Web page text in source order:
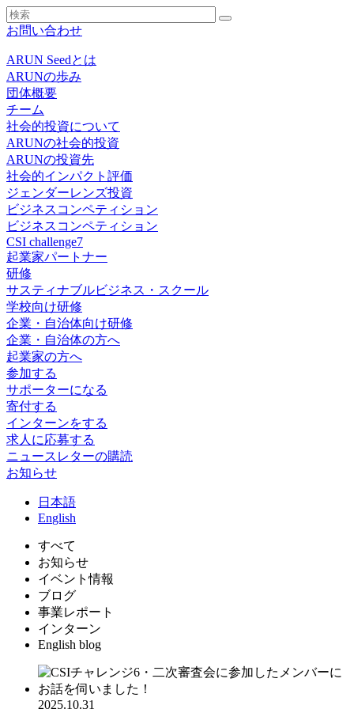
お問い合わせ
ARUN Seedとは
ARUNの歩み
団体概要
チーム
社会的投資について
ARUNの社会的投資
ARUNの投資先
社会的インパクト評価
ジェンダーレンズ投資
ビジネスコンペティション
ビジネスコンペティション
CSI challenge7
起業家パートナー
研修
サスティナブルビジネス・スクール
学校向け研修
企業・自治体向け研修
企業・自治体の方へ
起業家の方へ
参加する
サポーターになる
寄付する
インターンをする
求人に応募する
ニュースレターの購読
お知らせ
日 本語
English
すべて
お知らせ
イベント情報
ブログ
事業レポート
インターン
English blog
2025.10.31